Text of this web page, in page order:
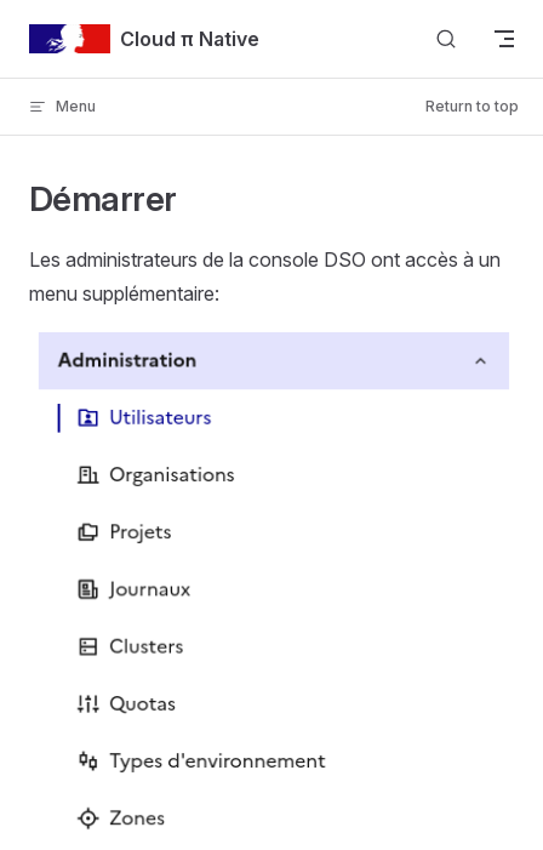
Skip to contentCloud π Native
Menu Return to top
Démarrer
Les administrateurs de la console DSO ont accès à un
menu supplémentaire: